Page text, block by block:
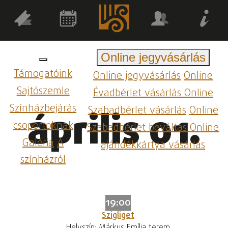
Támogatóink
Sajtószemle
Színházbejárás
csoportoknak
GalériaA
színházról
Online jegyvásárlás
Online jegyvásárlásOnline
Évadbérlet vásárlásOnline
Szabadbérlet vásárlásOnline
Szabadbérlet beváltásOnline
ajándékkártya vásárlás
április 01.
19:00
Szigliget